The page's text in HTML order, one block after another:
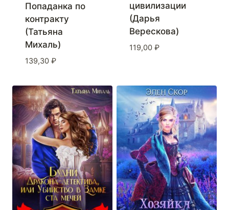
Попаданка по
контракту
(Татьяна
Михаль)
139,30 ₽
цивилизации
(Дарья
Верескова)
119,00 ₽